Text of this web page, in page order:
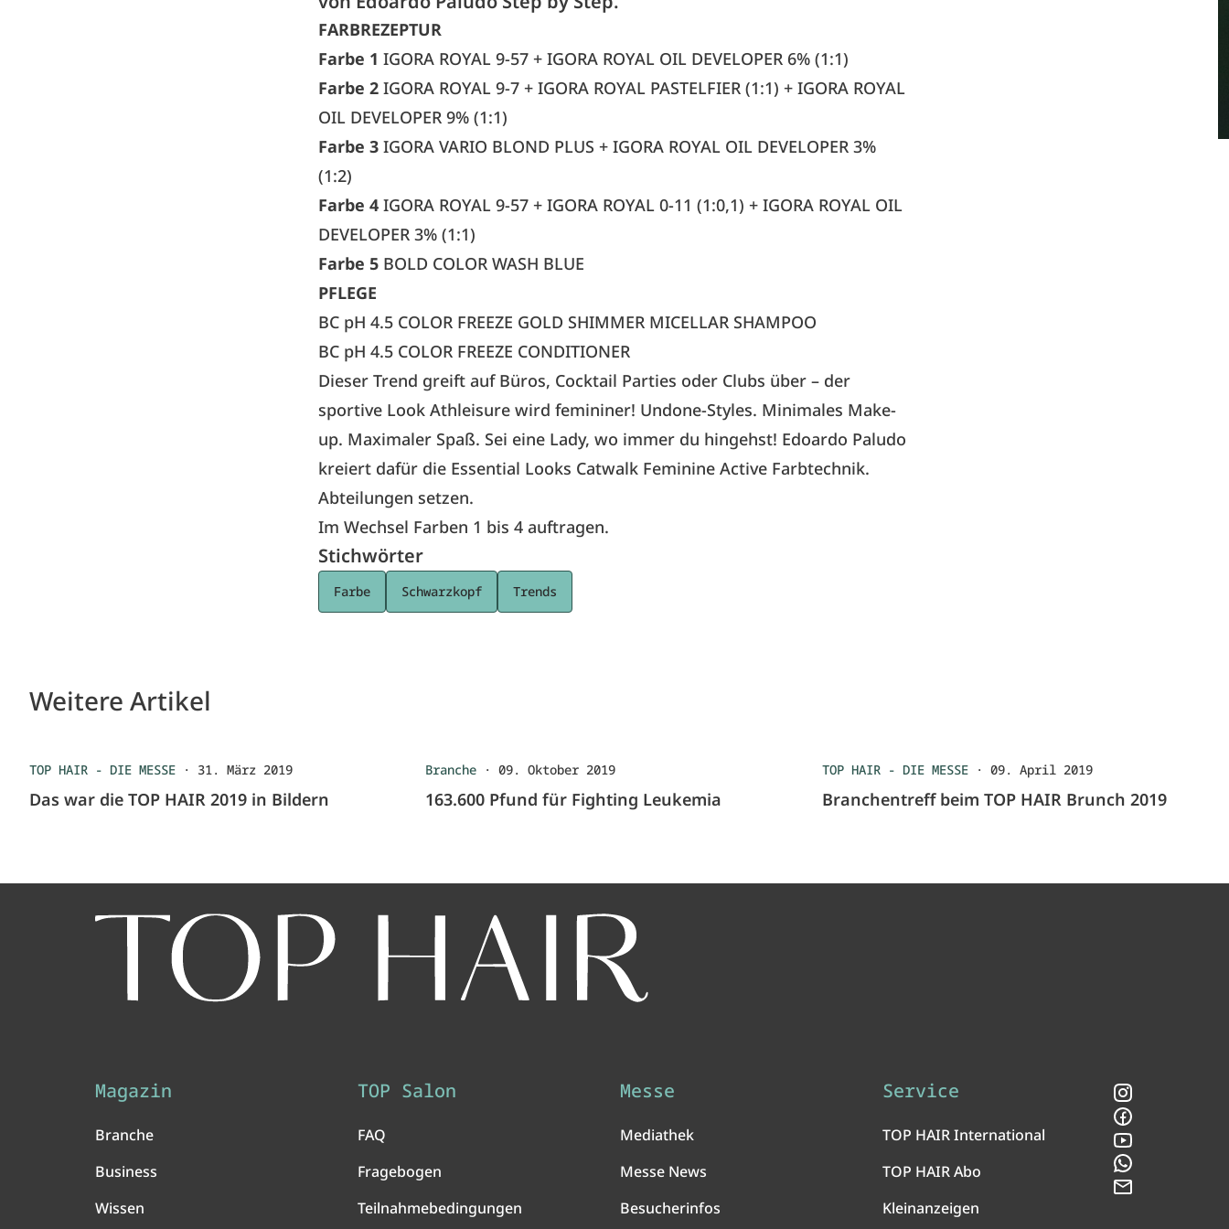
FARBREZEPTUR
Farbe 1 IGORA ROYAL 9-57 + IGORA ROYAL OIL DEVELOPER 6% (1:1)
Farbe 2 IGORA ROYAL 9-7 + IGORA ROYAL PASTELFIER (1:1) + IGORA ROYAL
OIL DEVELOPER 9% (1:1)
Farbe 3 IGORA VARIO BLOND PLUS + IGORA ROYAL OIL DEVELOPER 3%
(1:2)
Farbe 4 IGORA ROYAL 9-57 + IGORA ROYAL 0-11 (1:0,1) + IGORA ROYAL OIL
DEVELOPER 3% (1:1)
Farbe 5 BOLD COLOR WASH BLUE
PFLEGE
BC pH 4.5 COLOR FREEZE GOLD SHIMMER MICELLAR SHAMPOO
BC pH 4.5 COLOR FREEZE CONDITIONER
Dieser Trend greift auf Büros, Cocktail Parties oder Clubs über – der
sportive Look Athleisure wird femininer! Undone-Styles. Minimales Make-
up. Maximaler Spaß. Sei eine Lady, wo immer du hingehst! Edoardo Paludo
kreiert dafür die Essential Looks Catwalk Feminine Active Farbtechnik.
Abteilungen setzen.
Im Wechsel Farben 1 bis 4 auftragen.
Stichwörter
Farbe Schwarzkopf Trends
Weitere Artikel
TOP HAIR - DIE MESSE · 31. März 2019
Das war die TOP HAIR 2019 in Bildern
Branche ·09. Oktober 2019
163.600 Pfund für Fighting Leukemia
TOP HAIR - DIE MESSE· 09. April 2019
Branchentreff beim TOP HAIR Brunch 2019
Magazin
Branche
Business
Wissen
TOP Salon
FAQ
Fragebogen
Teilnahmebedingungen
Messe
Mediathek
Messe News
Besucherinfos
Service
TOP HAIR International
TOP HAIR Abo
Kleinanzeigen